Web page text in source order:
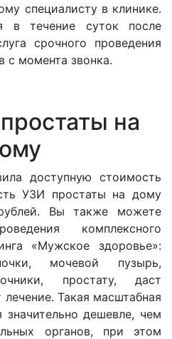
специалисту в клинике.
в течение суток после
срочного проведения
с момента звонка.
на
доступную стоимость
УЗИ простаты на дому
Вы также можете
комплексного
«Мужское здоровье»:
мочевой пузырь,
простату, даст
Такая масштабная
значительно дешевле, чем
органов, при этом